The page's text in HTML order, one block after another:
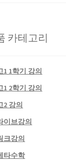
카테고리
1 1학기 강의
1 2학기 강의
2 강의
이브강의
크강의
타수학